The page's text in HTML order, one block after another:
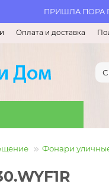
ПРИШЛА ПОРА
Оплата и доставка
Фонари